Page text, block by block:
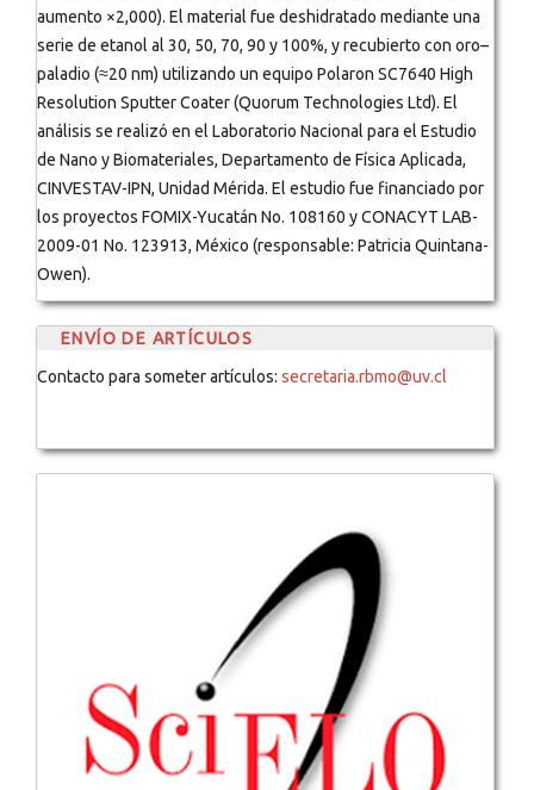
aumento ×2,000). El material fue deshidratado mediante una
serie de etanol al 30, 50, 70, 90 y 100%, y recubierto con oro–
paladio (≈20 nm) utilizando un equipo Polaron SC7640 High
Resolution Sputter Coater (Quorum Technologies Ltd). El
análisis se realizó en el Laboratorio Nacional para el Estudio
de Nano y Biomateriales, Departamento de Física Aplicada,
CINVESTAV-IPN, Unidad Mérida. El estudio fue financiado por
los proyectos FOMIX-Yucatán No. 108160 y CONACYT LAB-
2009-01 No. 123913, México (responsable: Patricia Quintana-
Owen).
ENVÍO DE ARTÍCULOS
Contacto para someter artículos: secretaria.rbmo@uv.cl